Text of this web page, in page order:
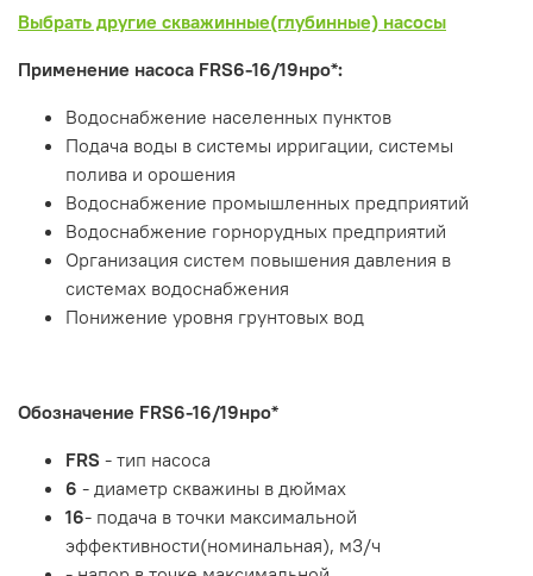
Выбрать другие скважинные(глубинные) насосы
Применение насоса FRS6-16/19нро*:
Водоснабжение населенных пунктов
Подача воды в системы ирригации, системы
полива и орошения
Водоснабжение промышленных предприятий
Водоснабжение горнорудных предприятий
Организация систем повышения давления в
системах водоснабжения
Понижение уровня грунтовых вод
Обозначение FRS6-16/19нро*
FRS - тип насоса
6 - диаметр скважины в дюймах
16- подача в точки максимальной
эффективности(номинальная), м3/ч